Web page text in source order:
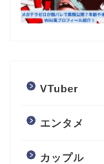
VTuber
エンタメ
カップル